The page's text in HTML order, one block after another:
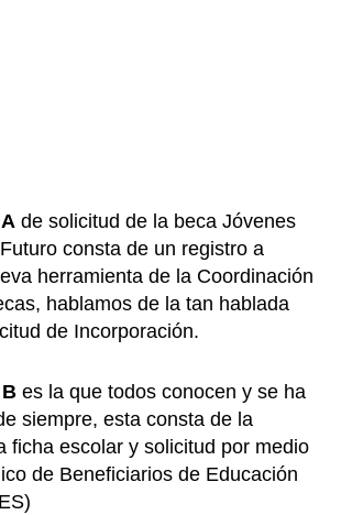
de solicitud de la beca Jóvenes
consta de un registro a
herramienta de la Coordinación
hablamos de la tan hablada
de Incorporación.
es la que todos conocen y se ha
siempre, esta consta de la
ficha escolar y solicitud por medio
de Beneficiarios de Educación